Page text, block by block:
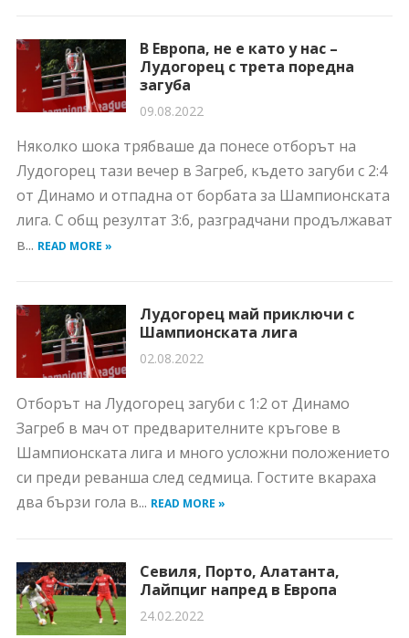
В Европа, не е като у нас –
Лудогорец с трета поредна
загуба
09.08.2022
Няколко шока трябваше да понесе отборът на
Лудогорец тази вечер в Загреб, където загуби с 2:4
от Динамо и отпадна от борбата за Шампионската
лига. С общ резултат 3:6, разградчани продължават
в... READ MORE »
Лудогорец май приключи с
Шампионската лига
02.08.2022
Отборът на Лудогорец загуби с 1:2 от Динамо
Загреб в мач от предварителните кръгове в
Шампионската лига и много усложни положението
си преди реванша след седмица. Гостите вкараха
два бързи гола в... READ MORE »
Севиля, Порто, Алатанта,
Лайпциг напред в Европа
24.02.2022